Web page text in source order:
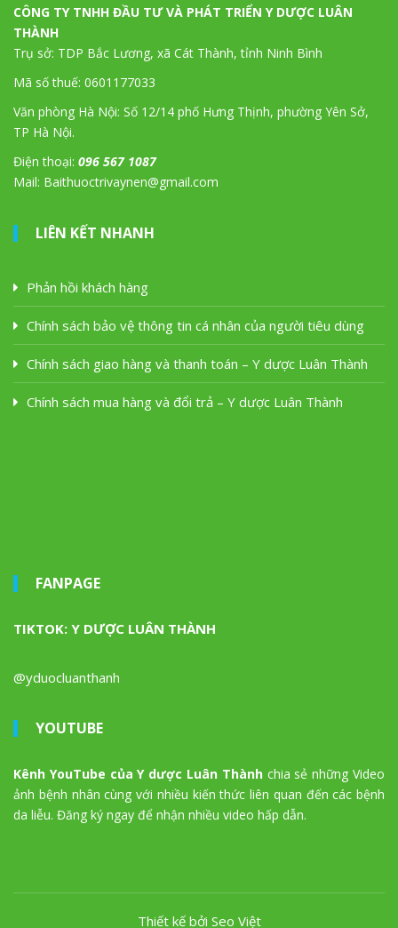
CÔNG TY TNHH ĐẦU TƯ VÀ PHÁT TRIỂN Y DƯỢC LUÂN
THÀNH
Trụ sở: TDP Bắc Lương, xã Cát Thành, tỉnh Ninh Bình
Mã số thuế: 0601177033
Văn phòng Hà Nội: Số 12/14 phố Hưng Thịnh, phường Yên Sở,
TP Hà Nội.
Điện thoại: 096 567 1087
Mail: Baithuoctrivaynen@gmail.com
LIÊN KẾT NHANH
Phản hồi khách hàng
Chính sách bảo vệ thông tin cá nhân của người tiêu dùng
Chính sách giao hàng và thanh toán – Y dược Luân Thành
Chính sách mua hàng và đổi trả – Y dược Luân Thành
FANPAGE
TIKTOK: Y DƯỢC LUÂN THÀNH
@yduocluanthanh
YOUTUBE
Kênh YouTube của Y dược Luân Thànhchia sẻ những Video
ảnh bệnh nhân cùng với nhiều kiến thức liên quan đến các bệnh
da liễu. Đăng ký ngay để nhận nhiều video hấp dẫn.
Thiết kế bởi Seo Việt